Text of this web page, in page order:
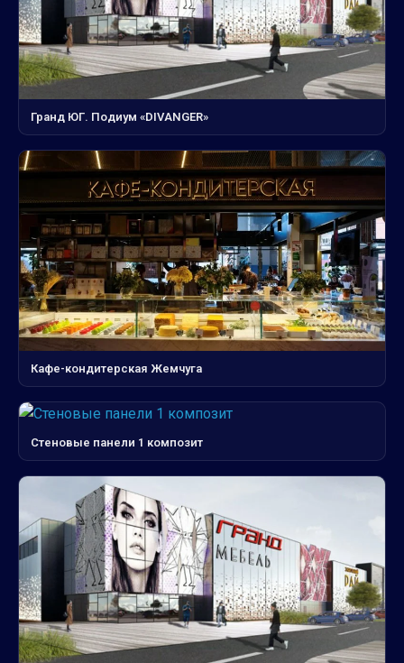
Гранд ЮГ. Подиум «DIVANGER»
Кафе-кондитерская Жемчуга
Стеновые панели 1 композит